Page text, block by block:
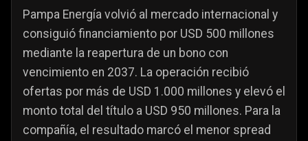
Pampa Energía volvió al mercado internacional y
consiguió financiamiento por USD 500 millones
mediante la reapertura de un bono con
vencimiento en 2037. La operación recibió
ofertas por más de USD 1.000 millones y elevó el
monto total del título a USD 950 millones. Para la
compañía, el resultado marcó el menor spread